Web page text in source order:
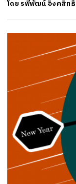
โดย รพีพัฒน์ อิงคสิทธิ์